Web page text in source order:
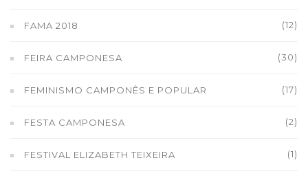
FAMA 2018 (12)
FEIRA CAMPONESA (30)
FEMINISMO CAMPONÊS E POPULAR (17)
FESTA CAMPONESA (2)
FESTIVAL ELIZABETH TEIXEIRA (1)